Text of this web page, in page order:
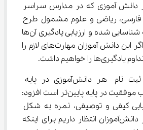
نفر دانش آموزی که در مدارس سراسر
ریاضی و علوم مشمول طرح
هستند، خوشبختانه شناسایی شده و ارزیابی یادگیری آن‌ها
انجام می‌شود گفت: اگر این دانش آموزان مهارت‌های لازم را
را خواهیم داشت.
وی با بیان اینکه ثبت نام هر دانش‌آموزی در پایه
بالاتر منوط به کسب موفقیت در پایه پایین‌تر است افزود:
ارزشیابی کیفی و توصیفی، نمره به شکل
سنتی وجود ندارد. از دانش‌آموزان انتظار داریم برای اینکه